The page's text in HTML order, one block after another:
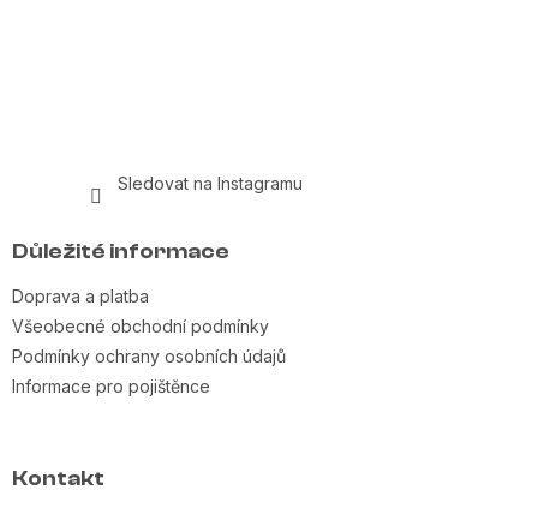
Sledovat na Instagramu
Důležité informace
Doprava a platba
Všeobecné obchodní podmínky
Podmínky ochrany osobních údajů
Informace pro pojištěnce
Kontakt